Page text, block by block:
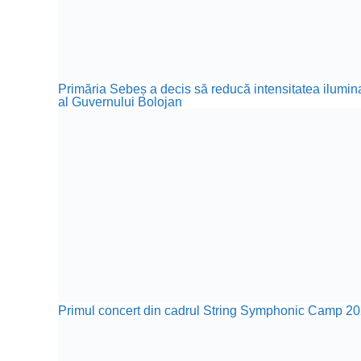
Primăria Sebeș a decis să reducă intensitatea
al Guvernului Bolojan
Primul concert din cadrul String Symphonic Camp